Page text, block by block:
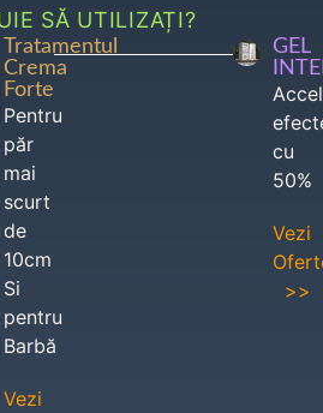
SĂ UTILIZAȚI?
Tratamentul
Crema
Forte
Pentru
păr
mai
scurt
de
10cm
Si
pentru
Barbă
Vezi
GEL
cu
50%
Vezi
>>